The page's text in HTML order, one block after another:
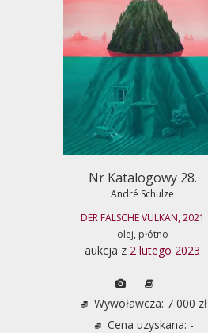
Nr Katalogowy 28.
André Schulze
DER FALSCHE VULKAN, 2021
olej, płótno
aukcja z 2 lutego 2023
Wywoławcza: 7 000 zł
Cena uzyskana: -